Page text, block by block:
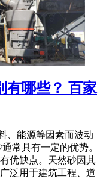
有哪些？ 百家
、能源等因素而波动
常具有一定的优势。
优缺点。天然砂因其
泛用于建筑工程、道